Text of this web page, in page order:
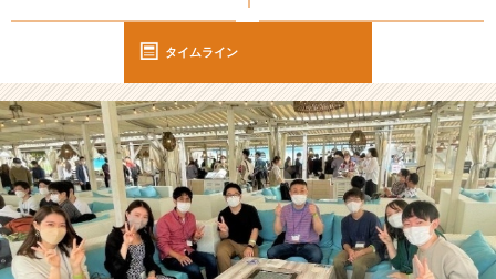
社
員
の
9
1％
が
未
経
験
ス
タイムライン